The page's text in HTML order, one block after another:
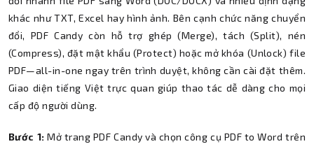
khác như TXT, Excel hay hình ảnh. Bên cạnh chức năng chuyển
đổi, PDF Candy còn hỗ trợ ghép (Merge), tách (Split), nén
(Compress), đặt mật khẩu (Protect) hoặc mở khóa (Unlock) file
PDF—all-in-one ngay trên trình duyệt, không cần cài đặt thêm.
Giao diện tiếng Việt trực quan giúp thao tác dễ dàng cho mọi
cấp độ người dùng.
Bước 1: Mở trang PDF Candy và chọn công cụ PDF to Word trên